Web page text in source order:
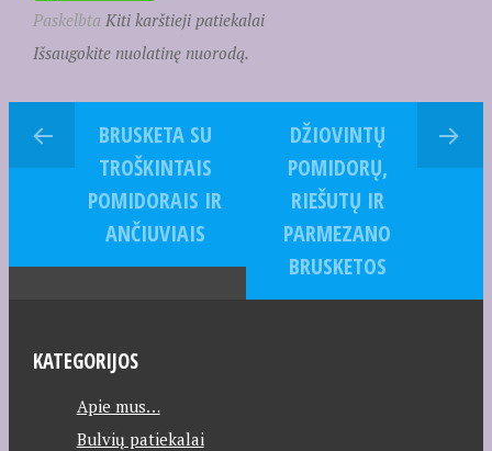
Paskelbta Kiti karštieji patiekalai
Išsaugokite nuolatinę nuorodą.
BRUSKETA SU
TROŠKINTAIS
POMIDORAIS IR
ANČIUVIAIS
DŽIOVINTŲ
POMIDORŲ,
RIEŠUTŲ IR
PARMEZANO
BRUSKETOS
KATEGORIJOS
Apie mus…
Bulvių patiekalai